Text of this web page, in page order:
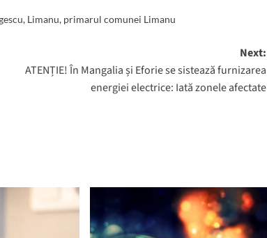
, Limanu, primarul comunei Limanu
Next:
ATENȚIE! În Mangalia și Eforie se sistează furnizarea
energiei electrice: Iată zonele afectate